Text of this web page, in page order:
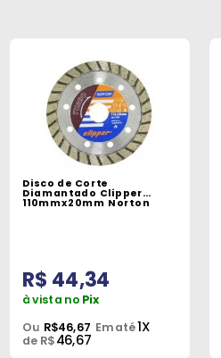
Disco de Corte
Diamantado Clipper
110mmx20mm Norton
R$ 44,34
à vista no Pix
Ou R$46,67 Em até1X
de R$46,67